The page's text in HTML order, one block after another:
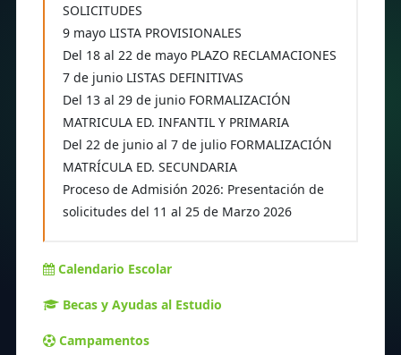
SOLICITUDES
9 mayo LISTA PROVISIONALES
Del 18 al 22 de mayo PLAZO RECLAMACIONES
7 de junio LISTAS DEFINITIVAS
Del 13 al 29 de junio FORMALIZACIÓN
MATRICULA ED. INFANTIL Y PRIMARIA
Del 22 de junio al 7 de julio FORMALIZACIÓN
MATRÍCULA ED. SECUNDARIA
Proceso de Admisión 2026: Presentación de
solicitudes del 11 al 25 de Marzo 2026
Calendario Escolar
Becas y Ayudas al Estudio
Campamentos